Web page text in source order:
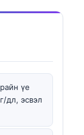
үе
дл, эсвэл